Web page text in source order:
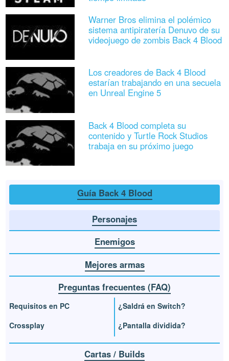
Warner Bros elimina el polémico
sistema antipiratería Denuvo de su
videojuego de zombis Back 4 Blood
Los creadores de Back 4 Blood
estarían trabajando en una secuela
en Unreal Engine 5
Back 4 Blood completa su
contenido y Turtle Rock Studios
trabaja en su próximo juego
Guía Back 4 Blood
Personajes
Enemigos
Mejores armas
Preguntas frecuentes (FAQ)
Requisitos en PC
Crossplay
¿Saldrá en Switch?
¿Pantalla dividida?
Cartas / Builds